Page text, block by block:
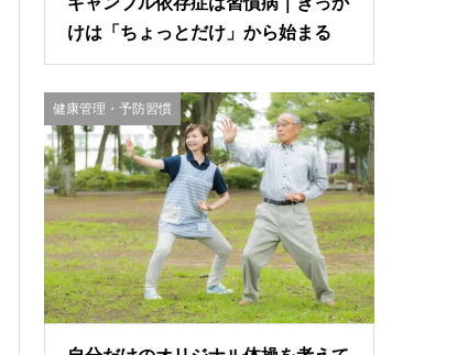
けは「ちょっとだけ」から始まる
健康管理・予防習慣